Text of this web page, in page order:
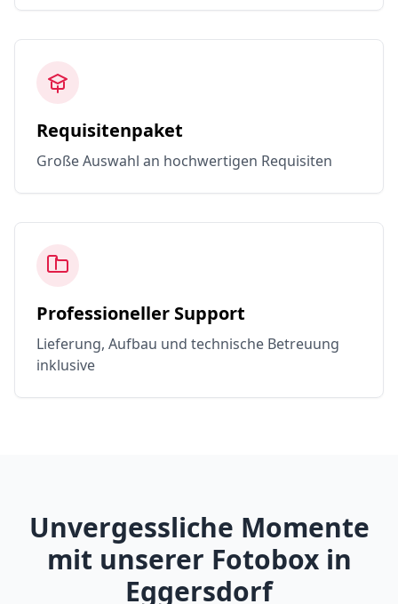
Requisitenpaket
Große Auswahl an hochwertigen Requisiten
Professioneller Support
Lieferung, Aufbau und technische Betreuung
inklusive
Unvergessliche Momente
mit unserer Fotobox in
Eggersdorf